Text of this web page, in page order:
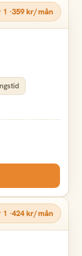
·359 kr/mån
·424 kr/mån